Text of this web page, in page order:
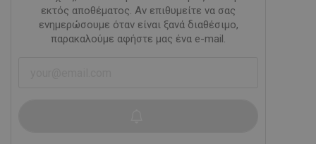
εκτός αποθέματος. Αν επιθυμείτε να σας
ενημερώσουμε όταν είναι ξανά διαθέσιμο,
παρακαλούμε αφήστε μας ένα e-mail.